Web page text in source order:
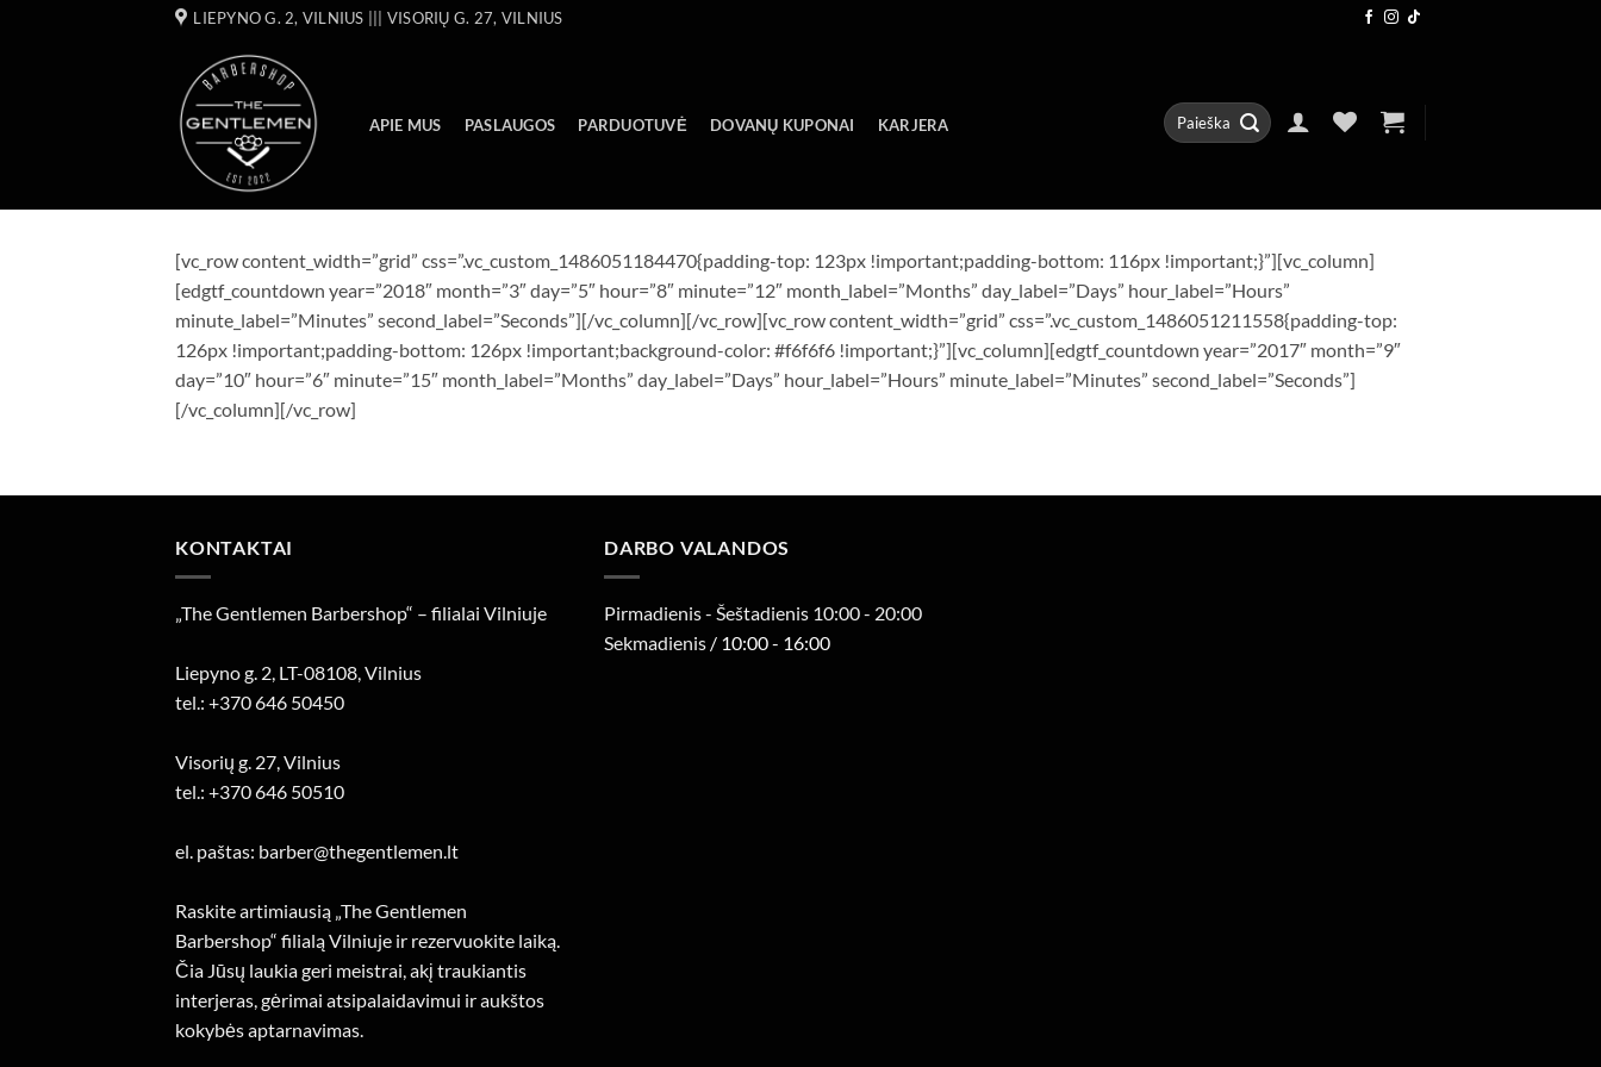
LIEPYNO G. 2, VILNIUS ||| VISORIŲ G. 27, VILNIUS
APIE MUS PASLAUGOS PARDUOTUVĖ DOVANŲ KUPONAI KARJERA
Ieškoti:
[vc_row content_width=”grid” css=”.vc_custom_1486051184470{padding-top: 123px !important;padding-bottom: 116px !important;}”][vc_column]
[edgtf_countdown year=”2018″ month=”3″ day=”5″ hour=”8″ minute=”12″ month_label=”Months” day_label=”Days” hour_label=”Hours”
minute_label=”Minutes” second_label=”Seconds”][/vc_column][/vc_row][vc_row content_width=”grid” css=”.vc_custom_1486051211558{padding-top:
126px !important;padding-bottom: 126px !important;background-color: #f6f6f6 !important;}”][vc_column][edgtf_countdown year=”2017″ month=”9″
day=”10″ hour=”6″ minute=”15″ month_label=”Months” day_label=”Days” hour_label=”Hours” minute_label=”Minutes” second_label=”Seconds”]
[/vc_column][/vc_row]
KONTAKTAI
„The Gentlemen Barbershop“ – filialai Vilniuje
Liepyno g. 2, LT-08108, Vilnius
tel.: +370 646 50450
Visorių g. 27, Vilnius
tel.: +370 646 50510
el. paštas: barber@thegentlemen.lt
Raskite artimiausią „The Gentlemen
Barbershop“ filialą Vilniuje ir rezervuokite laiką.
Čia Jūsų laukia geri meistrai, akį traukiantis
interjeras, gėrimai atsipalaidavimui ir aukštos
kokybės aptarnavimas.
DARBO VALANDOS
Pirmadienis - Šeštadienis 10:00 - 20:00
Sekmadienis / 10:00 - 16:00